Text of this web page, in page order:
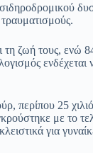
ζωή τους, ενώ 84
περίπου 25
με το
για